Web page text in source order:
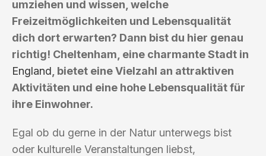
umziehen und wissen, welche
Freizeitmöglichkeiten und Lebensqualität
dich dort erwarten? Dann bist du hier genau
richtig! Cheltenham, eine charmante Stadt in
England , bietet eine Vielzahl an attraktiven
Aktivitäten und eine hohe Lebensqualität für
ihre Einwohner.
Egal ob du gerne in der Natur unterwegs bist
oder kulturelle Veranstaltungen liebst,